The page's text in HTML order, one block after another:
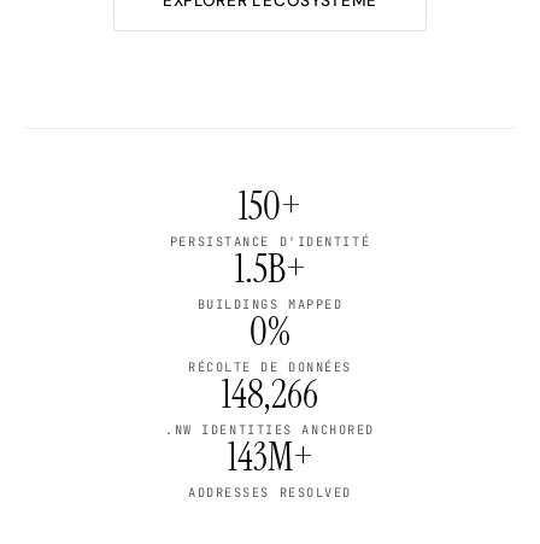
150+
PERSISTANCE D'IDENTITÉ
1.5B+
BUILDINGS MAPPED
0%
RÉCOLTE DE DONNÉES
148,266
.NW IDENTITIES ANCHORED
143M+
ADDRESSES RESOLVED